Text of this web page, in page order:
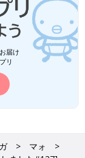
届け
リ
マォ